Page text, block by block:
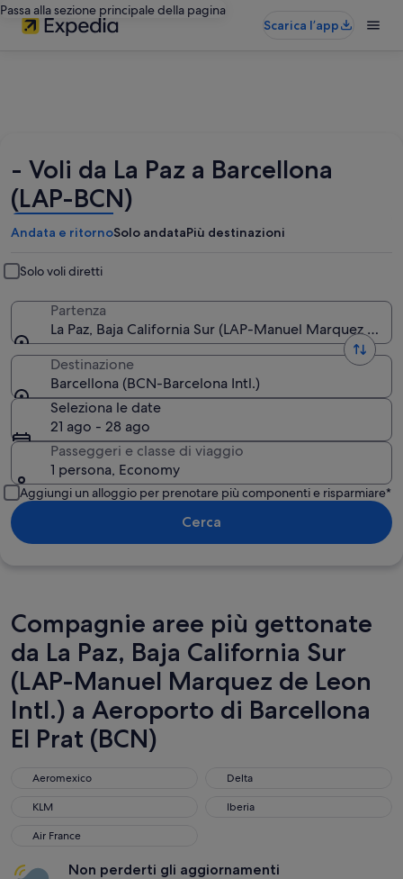
Passa alla sezione principale della pagina
Scarica l’app
- Voli da La Paz a Barcellona
(LAP-BCN)
Andata e ritornoSolo andataPiù destinazioni
Solo voli diretti
Partenza
La Paz, Baja California Sur (LAP-Manuel Marquez de
Destinazione
Barcellona (BCN-Barcelona Intl.)
Seleziona le date
21 ago - 28 ago
Passeggeri e classe di viaggio
1 persona, Economy
Aggiungi un alloggio per prenotare più componenti e risparmiare*
Cerca
Compagnie aree più gettonate
da La Paz, Baja California Sur
(LAP-Manuel Marquez de Leon
Intl.) a Aeroporto di Barcellona
El Prat (BCN)
Aeromexico
Aeromexico Delta
Delta
KLM
KLM Iberia
Iberia
Air France
Air France
Non perderti gli aggiornamenti